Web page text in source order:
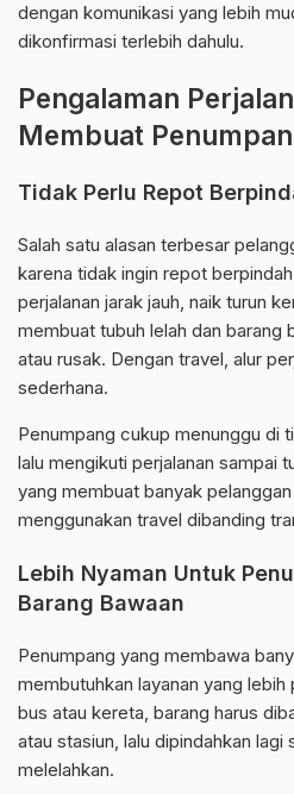
dengan komunikasi yang lebih
dikonfirmasi terlebih dahulu.
Pengalaman
Membuat
Tidak Perlu Repot
Salah satu alasan terbesar
karena tidak ingin repot
perjalanan jarak jauh, naik turun
membuat tubuh lelah dan barang
atau rusak. Dengan travel, alur
sederhana.
Penumpang cukup menunggu di
lalu mengikuti perjalanan sampai
yang membuat banyak
menggunakan travel dibanding
Lebih Nyaman Untuk
Barang Bawaan
Penumpang yang membawa
membutuhkan layanan yang
bus atau kereta, barang harus
atau stasiun, lalu dipindahkan lagi
melelahkan.